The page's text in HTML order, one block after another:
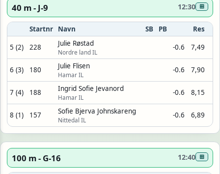
40 m - J-9 12:30 ⊞
Startnr Navn SB PB Res
5 (2) 228 Julie Røstad
Nordre land IL
-0.6 7,49
6 (3) 180 Julie Flisen
Hamar IL
-0.6 7,90
7 (4) 188 Ingrid Sofie Jevanord
Hamar IL
-0.6 8,15
8 (1) 157 Sofie Bjerva Johnskareng
Nittedal IL
-0.6 6,89
100 m - G-16 12:40 ⊞